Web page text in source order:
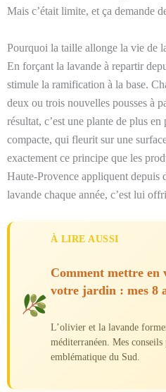
Mais c’était limite, et ça demande
Pourquoi la taille allonge la vie de
En forçant la lavande à repartir
stimule la ramification à la base.
deux ou trois nouvelles pousses à
résultat, c’est une plante de plus
compacte, qui fleurit sur une
exactement ce principe que les
Haute-Provence appliquent depuis
lavande chaque année, c’est lui
À LIRE AUSSI
Comment mettre en
votre jardin : mes 8
L’olivier et la lavande
méditerranéen. Mes
emblématique du Sud.